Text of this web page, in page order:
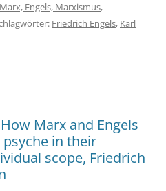
Marx, Engels, Marxismus,
Friedrich Engels, Karl
Marx and Engels
in their
scope, Friedrich